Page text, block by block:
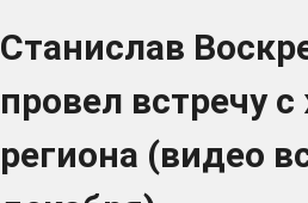
Станислав
провел встречу
региона (видео